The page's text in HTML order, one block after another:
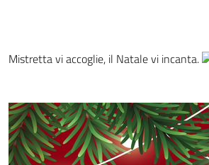
Mistretta vi accoglie, il Natale vi incanta.